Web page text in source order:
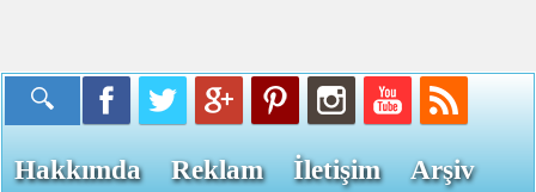
Hakkımda Reklam İletişim Arşiv